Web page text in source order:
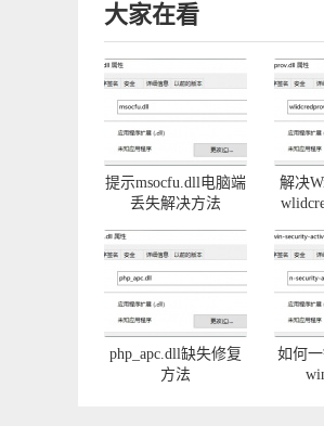
大家在看
提示msocfu.dll电脑端
丢失解决方法
解决
php_apc.dll缺失修复
方法
如何